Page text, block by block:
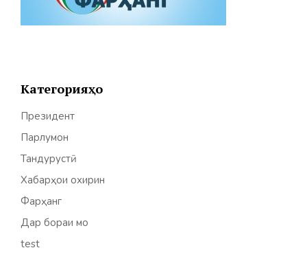
Категорияҳо
Президент
Парлумон
Тандурустӣ
Хабарҳои охирин
Фарҳанг
Дар бораи мо
test